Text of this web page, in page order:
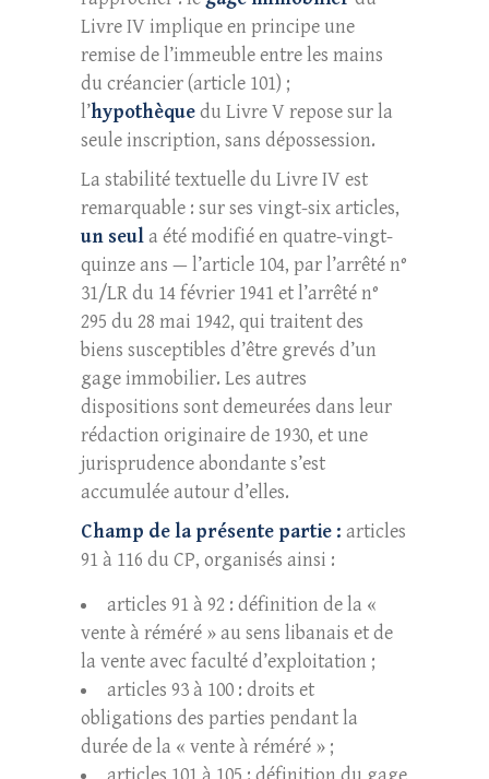
Livre IV implique en principe une
remise de l’immeuble entre les mains
du créancier (article 101) ;
l’hypothèquedu Livre V repose sur la
seule inscription, sans dépossession.
La stabilité textuelle du Livre IV est
remarquable : sur ses vingt-six articles,
un seula été modifié en quatre-vingt-
quinze ans — l’article 104, par l’arrêté n°
31/LR du 14 février 1941 et l’arrêté n°
295 du 28 mai 1942, qui traitent des
biens susceptibles d’être grevés d’un
gage immobilier. Les autres
dispositions sont demeurées dans leur
rédaction originaire de 1930, et une
jurisprudence abondante s’est
accumulée autour d’elles.
Champ de la présente partie : articles
91 à 116 du CP, organisés ainsi :
articles 91 à 92 : définition de la «
vente à réméré » au sens libanais et de
la vente avec faculté d’exploitation ;
articles 93 à 100 : droits et
obligations des parties pendant la
durée de la « vente à réméré » ;